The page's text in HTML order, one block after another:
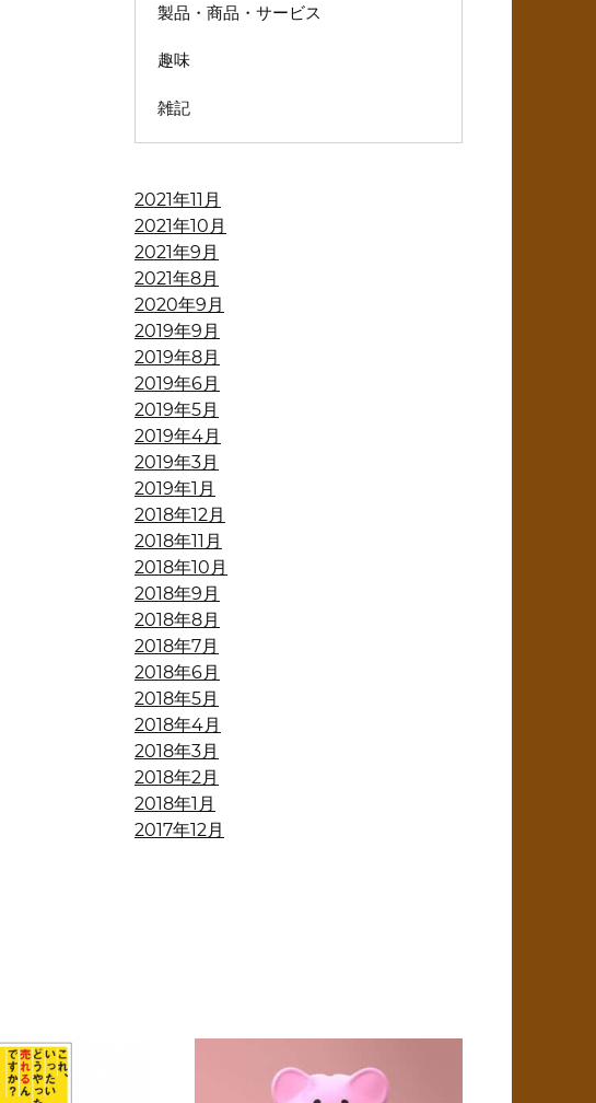
製品・商品・サービス
趣味
雑記
2021年11月
2021年10月
2021年9月
2021年8月
2020年9月
2019年9月
2019年8月
2019年6月
2019年5月
2019年4月
2019年3月
2019年1月
2018年12月
2018年11月
2018年10月
2018年9月
2018年8月
2018年7月
2018年6月
2018年5月
2018年4月
2018年3月
2018年2月
2018年1月
2017年12月